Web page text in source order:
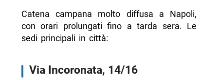
Catena campana molto diffusa a Napoli,
con orari prolungati fino a tarda sera. Le
sedi principali in città:
Via Incoronata, 14/16